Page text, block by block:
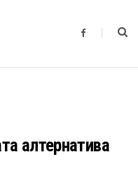
F
b
алтернатива